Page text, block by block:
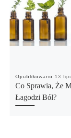
Opublikowano 13
Co Sprawia, Że
Łagodzi Ból?